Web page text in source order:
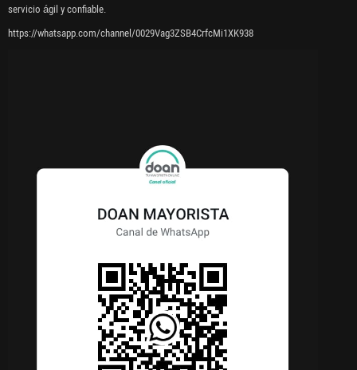
servicio ágil y confiable.
https://whatsapp.com/channel/0029Vag3ZSB4CrfcMi1XK938